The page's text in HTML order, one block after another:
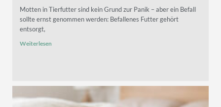
Motten in Tierfutter sind kein Grund zur Panik – aber ein Befall
sollte ernst genommen werden: Befallenes Futter gehört
entsorgt,
Weiterlesen